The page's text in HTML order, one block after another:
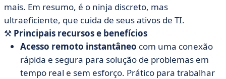
mais. Em resumo, é o ninja discreto, mas
ultraeficiente, que cuida de seus ativos de TI.
⚒️ Principais recursos e benefícios
Acesso remoto instantâneo com uma conexão
rápida e segura para solução de problemas em
tempo real e sem esforço. Prático para trabalhar